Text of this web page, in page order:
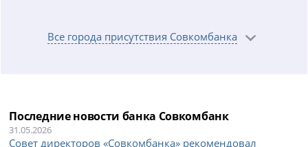
Все города присутствия Совкомбанка
Последние новости банка Совкомбанк
31.05.2026
Совет директоров «Совкомбанка» рекомендовал